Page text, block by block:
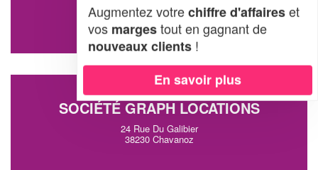
30 Rue De La Bourbre
38230 Chavanoz
SOCIÉTÉ GRAPH LOCATIONS
24 Rue Du Galibier
38230 Chavanoz
Augmentez votrechiffre d'affaireset
vos margestout en gagnant de
nouveaux clients !
En savoir plus